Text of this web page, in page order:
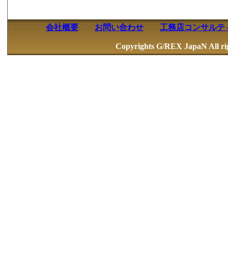
会社概要 お問い合わせ 工務店コンサルテ
Copyrights G/REX JapaN All